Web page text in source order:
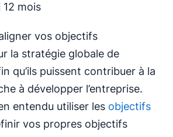
12 mois
vos objectifs
la stratégie globale de
qu’ils puissent contribuer à la
à développer l’entreprise.
entendu utiliser les objectifs
vos propres objectifs